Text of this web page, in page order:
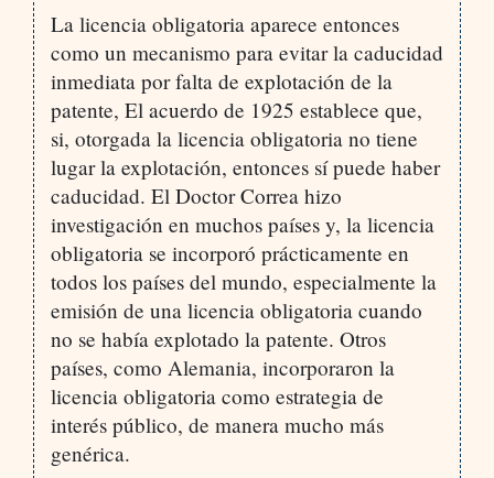
La licencia obligatoria aparece entonces
como un mecanismo para evitar la caducidad
inmediata por falta de explotación de la
patente, El acuerdo de 1925 establece que,
si, otorgada la licencia obligatoria no tiene
lugar la explotación, entonces sí puede haber
caducidad. El Doctor Correa hizo
investigación en muchos países y, la licencia
obligatoria se incorporó prácticamente en
todos los países del mundo, especialmente la
emisión de una licencia obligatoria cuando
no se había explotado la patente. Otros
países, como Alemania, incorporaron la
licencia obligatoria como estrategia de
interés público, de manera mucho más
genérica.